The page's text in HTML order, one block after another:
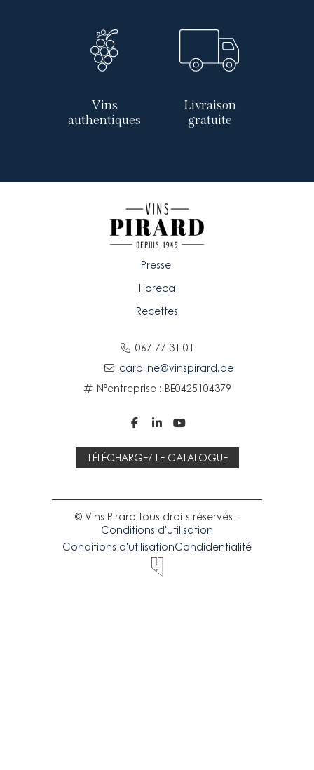
Vins
authentiques
Livraison
gratuite
067 77 31 01
caroline@vinspirard.be
N°entreprise : BE0425104379
Presse
Horeca
Recettes
  
TÉLÉCHARGEZ LE CATALOGUE
© Vins Pirard tous droits réservés -
Conditions d'utilisation
Conditions d'utilisationCondidentialité